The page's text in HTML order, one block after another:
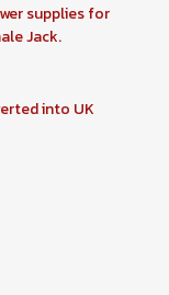
supplies for
Jack.
into UK